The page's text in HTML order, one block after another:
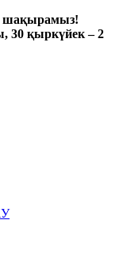
шақырамыз!
30 қыркүйек – 2